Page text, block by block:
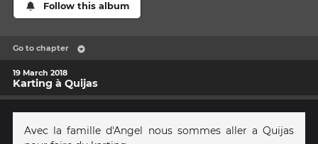
Follow this album
Go to chapter
19 March 2018
Karting à Quijas
Avec la famille d'Angel nous sommes aller a Quijas